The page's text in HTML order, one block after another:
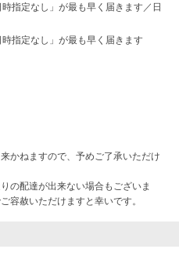
指定なし」が最も早く届きます／日
指定なし」が最も早く届きます
かねますので、予めご了承いただけ
の配達が出来ない場合もございま
容赦いただけますと幸いです。